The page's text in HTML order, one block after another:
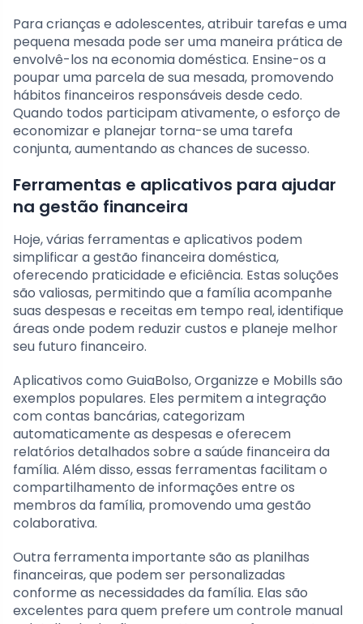
Para crianças e adolescentes, atribuir tarefas e uma
pequena mesada pode ser uma maneira prática de
envolvê-los na economia doméstica. Ensine-os a
poupar uma parcela de sua mesada, promovendo
hábitos financeiros responsáveis desde cedo.
Quando todos participam ativamente, o esforço de
economizar e planejar torna-se uma tarefa
conjunta, aumentando as chances de sucesso.
Ferramentas e aplicativos para ajudar
na gestão financeira
Hoje, várias ferramentas e aplicativos podem
simplificar a gestão financeira doméstica,
oferecendo praticidade e eficiência. Estas soluções
são valiosas, permitindo que a família acompanhe
suas despesas e receitas em tempo real, identifique
áreas onde podem reduzir custos e planeje melhor
seu futuro financeiro.
Aplicativos como GuiaBolso, Organizze e Mobills são
exemplos populares. Eles permitem a integração
com contas bancárias, categorizam
automaticamente as despesas e oferecem
relatórios detalhados sobre a saúde financeira da
família. Além disso, essas ferramentas facilitam o
compartilhamento de informações entre os
membros da família, promovendo uma gestão
colaborativa.
Outra ferramenta importante são as planilhas
financeiras, que podem ser personalizadas
conforme as necessidades da família. Elas são
excelentes para quem prefere um controle manual